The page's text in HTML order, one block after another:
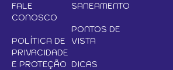
FALE
CONOSCO
POLÍTICA DE
PRIVACIDADE
E PROTEÇÃO
SANEAMENTO
PONTOS DE
VISTA
DICAS